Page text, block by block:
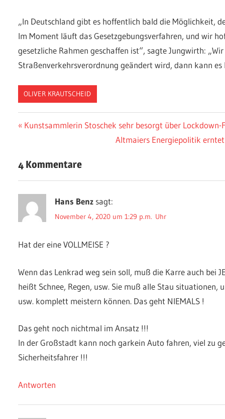
„In Deutschland gibt es hoffentlich bald die Möglichkeit,
Im Moment läuft das Gesetzgebungsverfahren, und wir
gesetzliche Rahmen geschaffen ist“, sagte Jungwirth:
Straßenverkehrsverordnung geändert wird, dann kann es
OLIVER KRAUTSCHEID
Beitragsnavigation
Vorheriger
Kunstsammlerin Stoschek sehr besorgt über Lockdown-
Nächster
Altmaiers Energiepolitik
4 Kommentare
Hans Benz sagt:
November 4, 2020 um 1:29 p.m. Uhr
Hat der eine VOLLMEISE ?
Wenn das Lenkrad weg sein soll, muß die Karre auch bei
heißt Schnee, Regen, usw. Sie muß alle Stau situationen,
usw. komplett meistern können. Das geht NIEMALS !
Das geht noch nichtmal im Ansatz !!!
In der Großstadt kann noch garkein Auto fahren, viel zu
Sicherheitsfahrer !!!
Antworten